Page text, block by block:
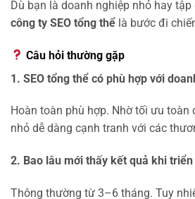
Dù bạn là doanh nghiệp nhỏ hay
công ty SEO tổng thể là bước đi
Câu hỏi thường gặp
1. SEO tổng thể có phù hợp với
Hoàn toàn phù hợp. Nhờ tối ưu toàn
nhỏ dễ dàng cạnh tranh với các
2. Bao lâu mới thấy kết quả khi triển
Thông thường từ 3–6 tháng. Tuy